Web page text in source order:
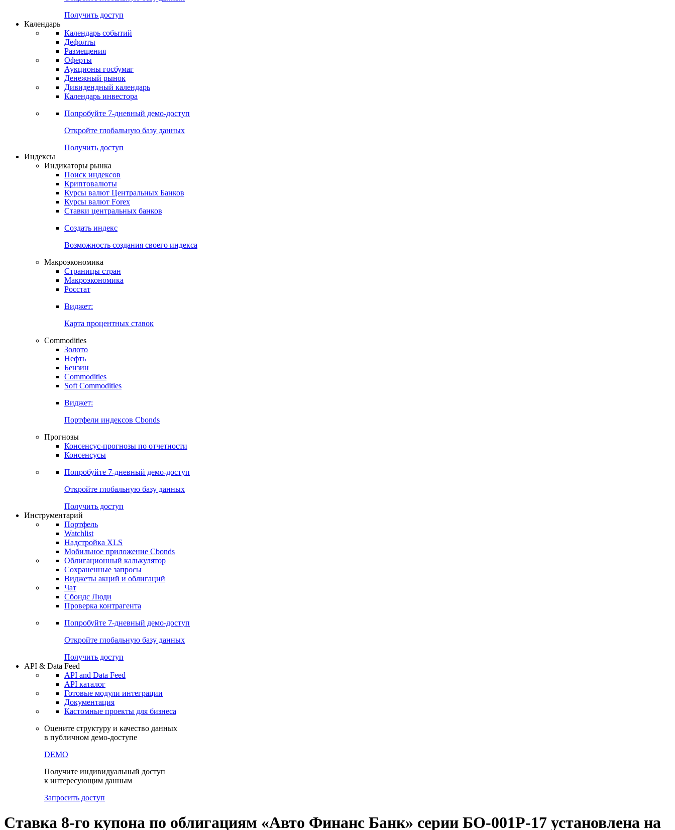
Попробуйте7-дневный
Откройте глобальную базу данных
Получить доступ
Календарь
Календарь событий
Дефолты
Размещения
Оферты
Аукционы госбумаг
Денежный рынок
Дивидендный календарь
Календарь инвестора
Попробуйте7-дневный
Получить доступ
Индикаторы рынка
Поиск индексов
Криптовалюты
Курсы валют Центральных Банков
Курсы валют Forex
Ставки центральных банков
Создать индекс
Возможность создания своего индекса
Макроэкономика
Страницы стран
Макроэкономика
Росстат
Виджет:
Карта процентных ставок
Commodities
Золото
Нефть
Бензин
Commodities
Soft Commodities
Виджет:
Портфели индексов Cbonds
Прогнозы
Консенсус-прогнозы по отчетности
Консенсусы
Попробуйте7-дневный
Откройте глобальную базу данных
Получить доступ
Инструментарий
Портфель
Watchlist
Надстройка XLS
Мобильное приложение Cbonds
Облигационный калькулятор
Сохраненные запросы
Виджеты акций и облигаций
Чат
Сбондс Люди
Проверка контрагента
Попробуйте7-дневный
Откройте глобальную базу данных
Получить доступ
API & Data Feed
API and Data Feed
API каталог
Документация
Кастомные проекты для бизнеса
Оцените структуру и качество данных
в публичном демо-доступе
DEMO
Получите индивидуальный доступ